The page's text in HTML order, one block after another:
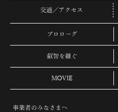
交通／アクセス
プロローグ
叡智を継ぐ
MOVIE
事業者のみなさまへ